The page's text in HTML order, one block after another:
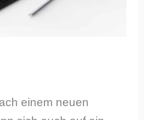
einem neuen